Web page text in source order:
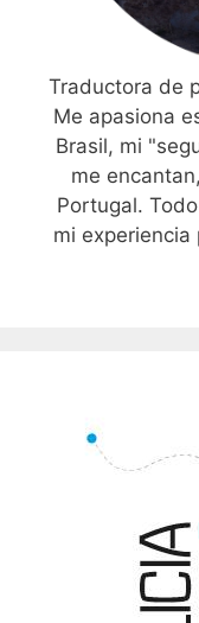
Traductora de
Me apasiona
Brasil, mi
me
Portugal.
mi experiencia